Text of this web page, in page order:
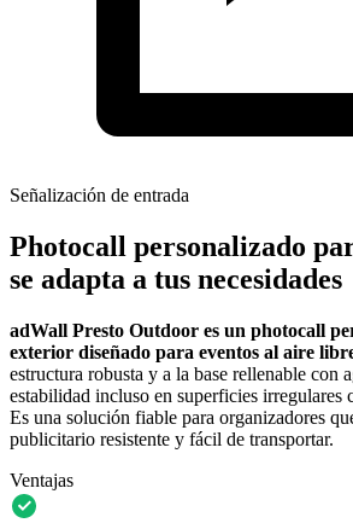
Señalización de entrada
Photocall personalizado
se adapta a tus necesidades
adWall Presto Outdoor es un photocall
exterior diseñado para eventos al aire
estructura robusta y a la base rellenable con
estabilidad incluso en superficies irregulares
Es una solución fiable para organizadores
publicitario resistente y fácil de transportar.
Ventajas